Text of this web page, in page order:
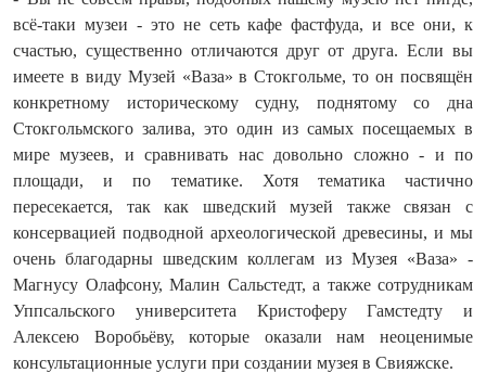
всё‑таки музеи - это не сеть кафе фастфуда, и все они, к
счастью, существенно отличаются друг от друга. Если вы
имеете в виду Музей «Ваза» в Стокгольме, то он посвящён
конкретному историческому судну, поднятому со дна
Стокгольмского залива, это один из самых посещаемых в
мире музеев, и сравнивать нас довольно сложно - и по
площади, и по тематике. Хотя тематика частично
пересекается, так как шведский музей также связан с
консервацией подводной археологической древесины, и мы
очень благодарны шведским коллегам из Музея «Ваза» -
Магнусу Олафсону, Малин Сальстедт, а также сотрудникам
Уппсальского университета Кристоферу Гамстедту и
Алексею Воробьёву, которые оказали нам неоценимые
консультационные услуги при со­здании музея в Свияжске.